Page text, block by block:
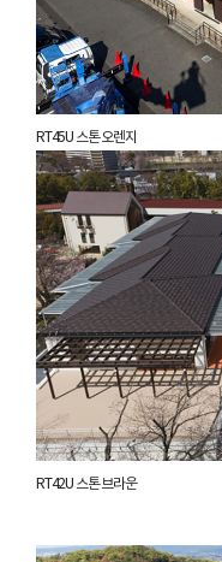
RT45U 스톤 오렌지
RT42U 스톤 브라운